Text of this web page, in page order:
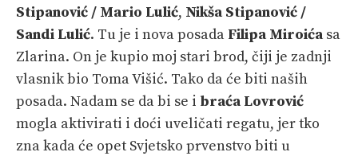
Stipanović / Mario Lulić, Nikša Stipanović /
Sandi Lulić. Tu je i nova posada Filipa Miroića sa
Zlarina. On je kupio moj stari brod, čiji je zadnji
vlasnik bio Toma Višić. Tako da će biti naših
posada. Nadam se da bi se i braća Lovrović
mogla aktivirati i doći uveličati regatu, jer tko
zna kada će opet Svjetsko prvenstvo biti u